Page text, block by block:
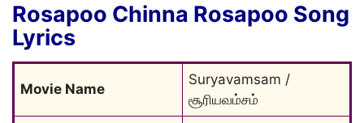
Rosapoo Chinna Rosapoo Song
Lyrics
Movie Name
Suryavamsam /
சூரியவம்சம்